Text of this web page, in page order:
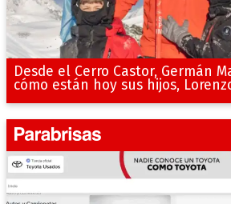
Desde el Cerro Castor, Germán
cómo están hoy sus hijos,